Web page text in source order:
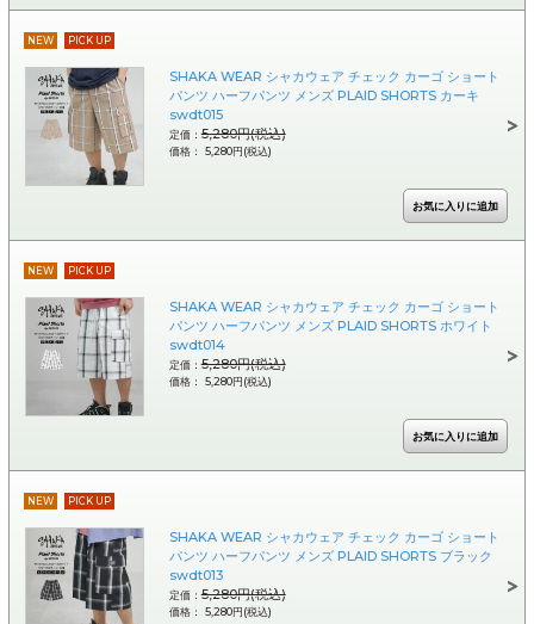
NEW PICK UP
SHAKA WEAR シャカウェア チェック カーゴ ショート
パンツ ハーフパンツ メンズ PLAID SHORTS カーキ
swdt015
定価：5,280円(税込)
価格： 5,280円(税込)
NEW PICK UP
SHAKA WEAR シャカウェア チェック カーゴ ショート
パンツ ハーフパンツ メンズ PLAID SHORTS ホワイト
swdt014
定価：5,280円(税込)
価格： 5,280円(税込)
NEW PICK UP
SHAKA WEAR シャカウェア チェック カーゴ ショート
パンツ ハーフパンツ メンズ PLAID SHORTS ブラック
swdt013
定価：5,280円(税込)
価格： 5,280円(税込)